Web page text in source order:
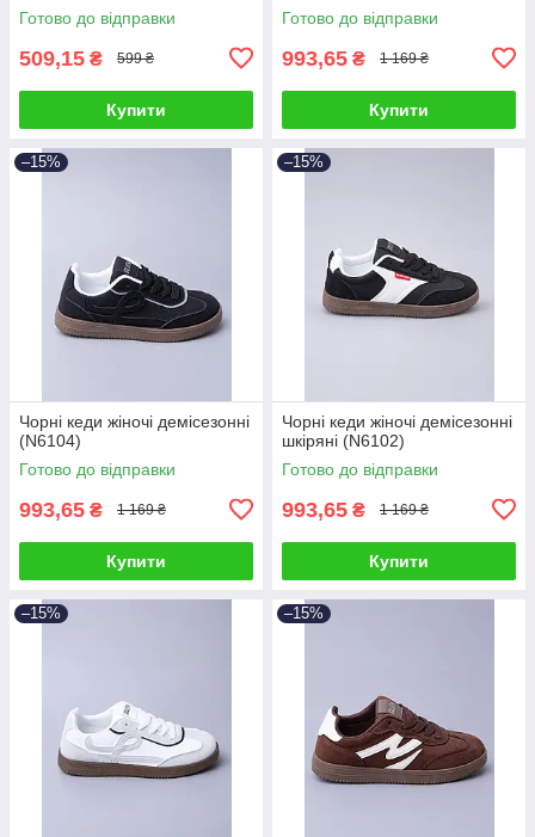
Готово до відправки
509,15 ₴ 599 ₴
Купити
Готово до відправки
993,65 ₴ 1 169 ₴
Купити
–15%
Чорні кеди жіночі демісезонні
(N6104)
Готово до відправки
993,65 ₴ 1 169 ₴
Купити
–15%
Чорні кеди жіночі демісезонні
шкіряні (N6102)
Готово до відправки
993,65 ₴ 1 169 ₴
Купити
–15% –15%